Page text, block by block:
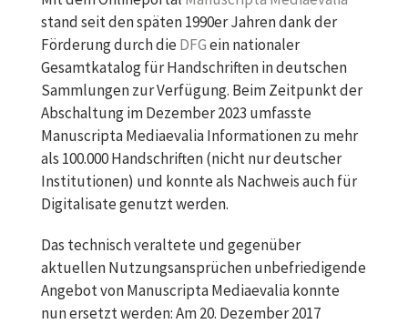
stand seit den späten 1990er Jahren dank der
Förderung durch dieDFGein nationaler
Gesamtkatalog für Handschriften in deutschen
Sammlungen zur Verfügung. Beim Zeitpunkt der
Abschaltung im Dezember 2023 umfasste
Manuscripta Mediaevalia Informationen zu mehr
als 100.000 Handschriften (nicht nur deutscher
Institutionen) und konnte als Nachweis auch für
Digitalisate genutzt werden.
Das technisch veraltete und gegenüber
aktuellen Nutzungsansprüchen unbefriedigende
Angebot von Manuscripta Mediaevalia konnte
nun ersetzt werden: Am 20. Dezember 2017